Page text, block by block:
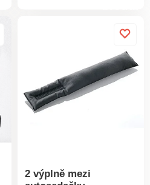
na 98 cm. Dosahuje na
Vejde se do každé
přihrádky.
2 výplně mezi